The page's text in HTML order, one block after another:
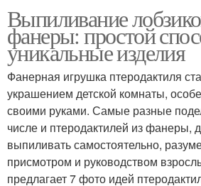
Выпиливание
фанеры: простой
уникальные изделия
Фанерная игрушка птеродактиля
украшением детской комнаты,
своими руками. Самые разные
числе и птеродактилей из фанеры,
выпиливать самостоятельно,
присмотром и руководством
предлагает 7 фото идей